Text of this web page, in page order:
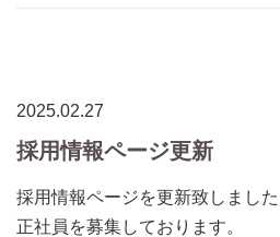
2025.02.27
採用情報ページ更新
採用情報ページを更新致しました
正社員を募集しております。